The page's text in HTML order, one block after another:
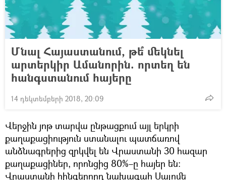
Մնալ Հայաստանում, թե՞ մեկնել
արտերկիր Ամանորին. որտեղ են
հանգստանում հայերը
14 դեկտեմբերի 2018, 20:09
Վերջին յոթ տարվա ընթացքում այլ երկրի
քաղաքացիություն ստանալու պատճառով
անձնագրերից զրկվել են Վրաստանի 30 հազար
քաղաքացիներ, որոնցից 80%–ը հայեր են։
Վրաստանի հինգերորդ նախագահ Սալոմե